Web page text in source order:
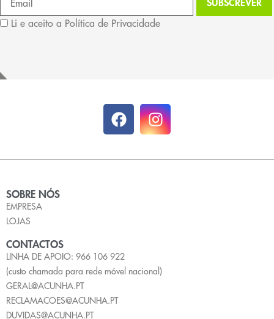
Li e aceito a Política de Privacidade
SOBRE NÓS
EMPRESA
LOJAS
CONTACTOS
LINHA DE APOIO: 966 106 922
(custo chamada para rede móvel nacional)
GERAL@ACUNHA.PT
RECLAMACOES@ACUNHA.PT
DUVIDAS@ACUNHA.PT